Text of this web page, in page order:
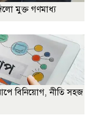
মুক্ত গণমাধ্য
বিনিয়োগ, নীতি সহজ